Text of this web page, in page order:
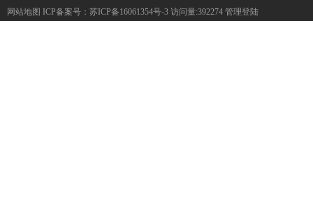
网站地图 ICP备案号： 苏ICP备16061354号-3 访问量:392274 管理登陆